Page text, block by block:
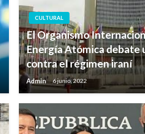
CULTURAL
El Organismo
Energía Atómica debate
contra el régimen iraní
Admin 6 junio, 2022